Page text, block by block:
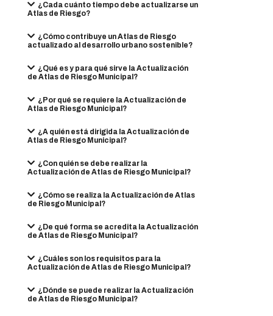
¿Cada cuánto tiempo debe actualizarse un
Atlas de Riesgo?
¿Cómo contribuye un Atlas de Riesgo
actualizado al desarrollo urbano sostenible?
¿Qué es y para qué sirve la Actualización
de Atlas de Riesgo Municipal?
¿Por qué se requiere la Actualización de
Atlas de Riesgo Municipal?
¿A quién está dirigida la Actualización de
Atlas de Riesgo Municipal?
¿Con quién se debe realizar la
Actualización de Atlas de Riesgo Municipal?
¿Cómo se realiza la Actualización de Atlas
de Riesgo Municipal?
¿De qué forma se acredita la Actualización
de Atlas de Riesgo Municipal?
¿Cuáles son los requisitos para la
Actualización de Atlas de Riesgo Municipal?
¿Dónde se puede realizar la Actualización
de Atlas de Riesgo Municipal?